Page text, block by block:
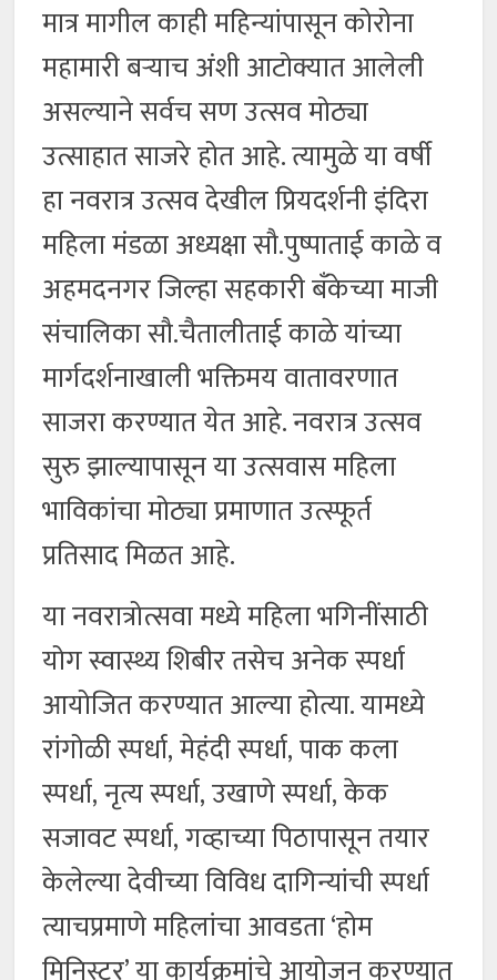
मात्र मागील काही महिन्यांपासून कोरोना
महामारी बऱ्याच अंशी आटोक्यात आलेली
असल्याने सर्वच सण उत्सव मोठ्या
उत्साहात साजरे होत आहे. त्यामुळे या वर्षी
हा नवरात्र उत्सव देखील प्रियदर्शनी इंदिरा
महिला मंडळा अध्यक्षा सौ.पुष्पाताई काळे व
अहमदनगर जिल्हा सहकारी बँकेच्या माजी
संचालिका सौ.चैतालीताई काळे यांच्या
मार्गदर्शनाखाली भक्तिमय वातावरणात
साजरा करण्यात येत आहे. नवरात्र उत्सव
सुरु झाल्यापासून या उत्सवास महिला
भाविकांचा मोठ्या प्रमाणात उत्स्फूर्त
प्रतिसाद मिळत आहे.
या नवरात्रोत्सवा मध्ये महिला भगिनींसाठी
योग स्वास्थ्य शिबीर तसेच अनेक स्पर्धा
आयोजित करण्यात आल्या होत्या. यामध्ये
रांगोळी स्पर्धा, मेहंदी स्पर्धा, पाक कला
स्पर्धा, नृत्य स्पर्धा, उखाणे स्पर्धा, केक
सजावट स्पर्धा, गव्हाच्या पिठापासून तयार
केलेल्या देवीच्या विविध दागिन्यांची स्पर्धा
त्याचप्रमाणे महिलांचा आवडता ‘होम